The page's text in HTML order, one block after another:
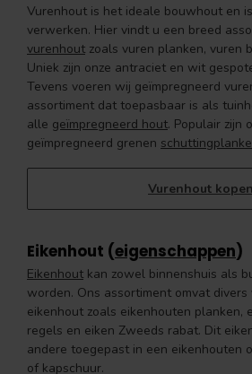
Vurenhout is het ideale bouwhout en
verwerken. Hier vindt u een breed
vurenhout zoals vuren planken, vuren
Uniek zijn onze antraciet en wit
Tevens voeren wij geïmpregneerd
assortiment dat toepasbaar is als
alle geïmpregneerd hout. Populair zijn
geïmpregneerd grenen
Vurenhout kopen
Eikenhout (eigenschappen)
Eikenhout kan zowel binnenshuis als
worden. Ons assortiment omvat divers
eikenhout zoals eikenhouten planken,
regels en eiken Zweeds rabat. Dit
andere toegepast in een eikenhouten
of kapschuur.